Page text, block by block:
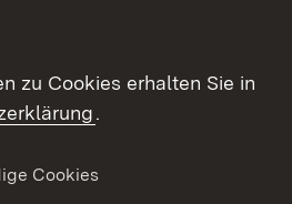
zu Cookies erhalten Sie in
.
Cookies